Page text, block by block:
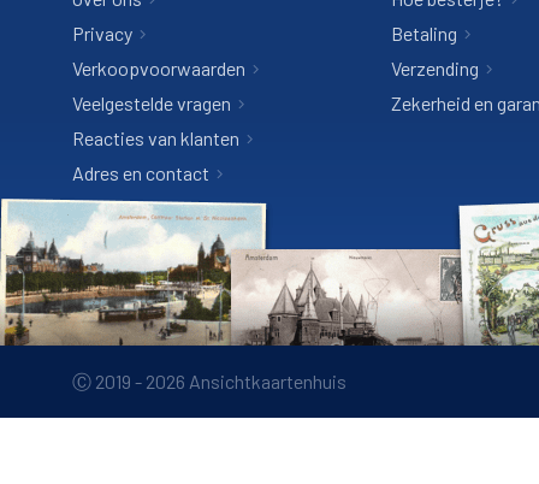
Privacy
Verkoopvoorwaarden
Veelgestelde vragen
Reacties van klanten
Adres en contact
Betaling
Verzending
Zekerheid en
Ⓒ 2019 - 2026 Ansichtkaartenhuis